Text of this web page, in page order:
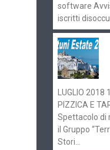
software
iscritti
LUGLIO
PIZZICA E
Spettacolo di
il Gruppo
Stori...